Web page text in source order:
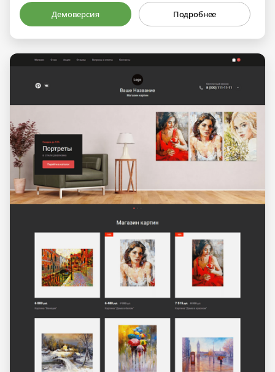
Демоверсия Подробнее